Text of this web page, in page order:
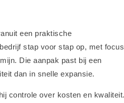
een praktische
stap voor stap op, met
Die aanpak past bij een
dan in snelle expansie.
controle over kosten en